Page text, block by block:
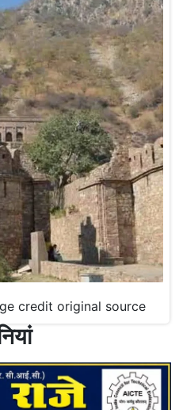
credit original source